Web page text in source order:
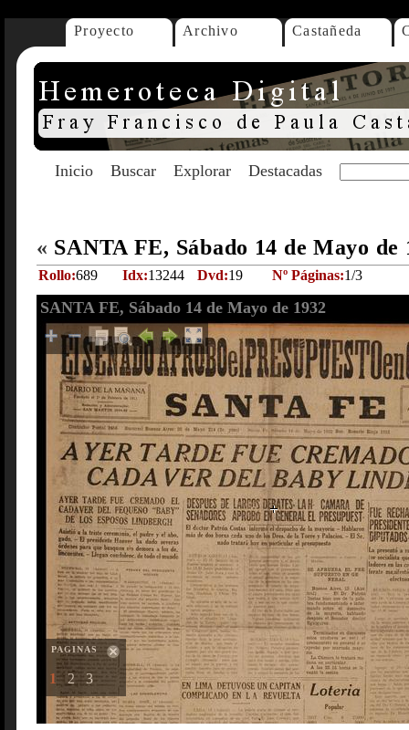
Proyecto Archivo Castañeda
Inicio Buscar Explorar Destacadas
« SANTA FE, Sábado 14 de Mayo de
Rollo:689 Idx:13244 Dvd:19 Nº Páginas:1/3
SANTA FE, Sábado 14 de Mayo de 1932
PAGINAS
1 2 3